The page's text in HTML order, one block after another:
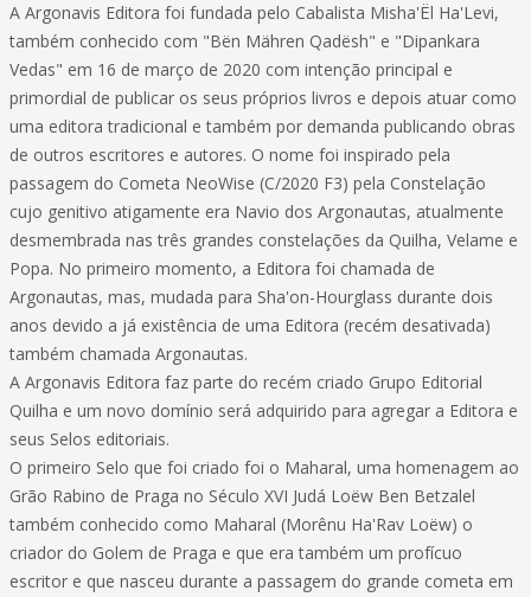
A Argonavis Editora foi fundada pelo Cabalista Misha'Ël Ha'Levi,
também conhecido com "Bën Mähren Qadësh" e "Dipankara
Vedas" em 16 de março de 2020 com intenção principal e
primordial de publicar os seus próprios livros e depois atuar como
uma editora tradicional e também por demanda publicando obras
de outros escritores e autores. O nome foi inspirado pela
passagem do Cometa NeoWise (C/2020 F3) pela Constelação
cujo genitivo atigamente era Navio dos Argonautas, atualmente
desmembrada nas três grandes constelações da Quilha, Velame e
Popa. No primeiro momento, a Editora foi chamada de
Argonautas, mas, mudada para Sha'on-Hourglass durante dois
anos devido a já existência de uma Editora (recém desativada)
também chamada Argonautas.
A Argonavis Editora faz parte do recém criado Grupo Editorial
Quilha e um novo domínio será adquirido para agregar a Editora e
seus Selos editoriais.
O primeiro Selo que foi criado foi o Maharal, uma homenagem ao
Grão Rabino de Praga no Século XVI Judá Loëw Ben Betzalel
também conhecido como Maharal (Morênu Ha'Rav Loëw) o
criador do Golem de Praga e que era também um profícuo
escritor e que nasceu durante a passagem do grande cometa em